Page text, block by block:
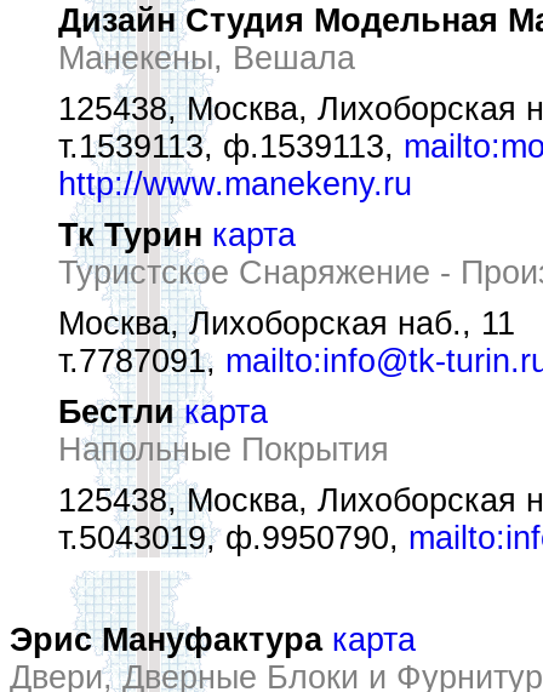
Дизайн Студия Модельная
Манекены, Вешала
125438, Москва, Лихоборская
т.1539113, ф.1539113,
http://www.manekeny.ru
Тк Турин карта
Туристское Снаряжение -
Москва, Лихоборская наб., 11
т.7787091, mailto:info@tk-
Бестли карта
Напольные Покрытия
125438, Москва, Лихоборская
т.5043019, ф.9950790,
Эрис Мануфактура карта
Двери, Дверные Блоки и